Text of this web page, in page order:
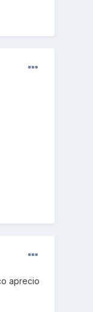
aprecio